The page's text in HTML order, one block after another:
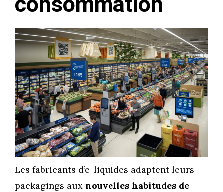
Les fabricants d’e-liquides adaptent leurs
packagings aux nouvelles habitudes de